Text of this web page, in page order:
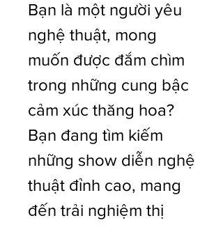
Bạn là một người yêu
nghệ thuật, mong
muốn được đắm chìm
trong những cung bậc
cảm xúc thăng hoa?
Bạn đang tìm kiếm
những show diễn nghệ
thuật đỉnh cao, mang
đến trải nghiệm thị